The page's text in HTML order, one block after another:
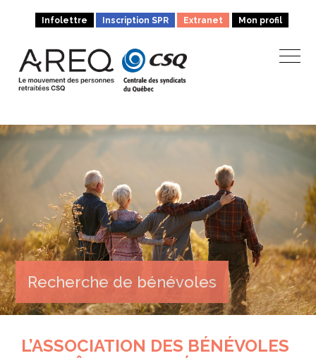
Infolettre Inscription SPR Extranet Mon profil
Recherche de bénévoles
L’ASSOCIATION DES BÉNÉVOLES